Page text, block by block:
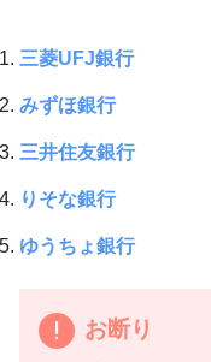
三菱UFJ銀行
みずほ銀行
三井住友銀行
りそな銀行
ゆうちょ銀行
お断り